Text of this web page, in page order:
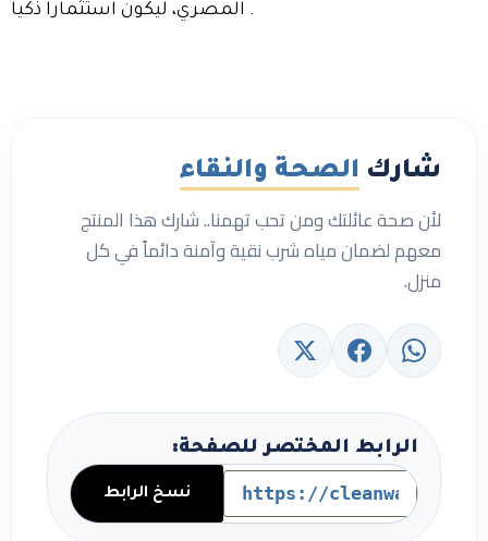
المصري، ليكون استثماراً ذكياً .
شارك الصحة والنقاء
لأن صحة عائلتك ومن تحب تهمنا.. شارك هذا المنتج
معهم لضمان مياه شرب نقية وآمنة دائماً في كل
منزل.
الرابط المختصر للصفحة:
نسخ الرابط